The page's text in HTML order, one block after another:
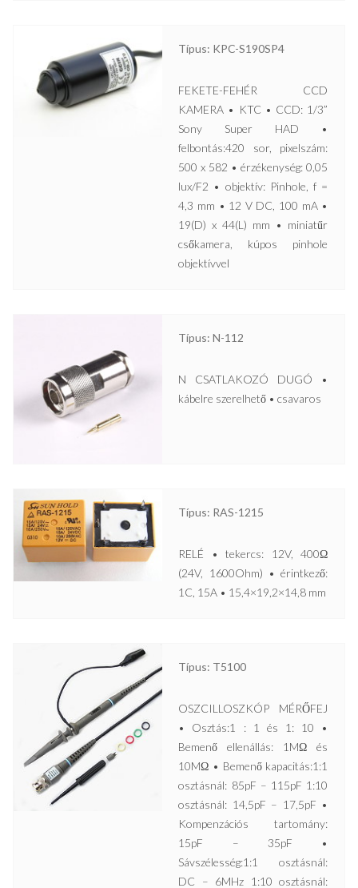
Típus: KPC-S190SP4
FEKETE-FEHÉR CCD
KAMERA • KTC • CCD: 1/3”
Sony Super HAD •
felbontás:420 sor, pixelszám:
500 x 582 • érzékenység: 0,05
lux/F2 • objektív: Pinhole, f =
4,3 mm • 12 V DC, 100 mA •
19(D) x 44(L) mm • miniatűr
csőkamera, kúpos pinhole
objektívvel
Típus: N-112
N CSATLAKOZÓ DUGÓ •
kábelre szerelhető • csavaros
Típus: RAS-1215
RELÉ • tekercs: 12V, 400Ω
(24V, 1600Ohm) • érintkező:
1C, 15A • 15,4×19,2×14,8 mm
Típus: T5100
OSZCILLOSZKÓP MÉRŐFEJ
• Osztás:1 : 1 és 1: 10 •
Bemenő ellenállás: 1MΩ és
10MΩ • Bemenő kapacitás:1:1
osztásnál: 85pF – 115pF 1:10
osztásnál: 14,5pF – 17,5pF •
Kompenzációs tartomány:
15pF – 35pF •
Sávszélesség:1:1 osztásnál:
DC – 6MHz 1:10 osztásnál: